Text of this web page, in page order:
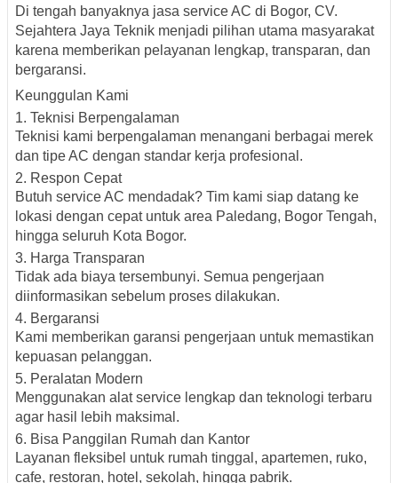
Di tengah banyaknya jasa service AC di Bogor, CV.
Sejahtera Jaya Teknik menjadi pilihan utama masyarakat
karena memberikan pelayanan lengkap, transparan, dan
bergaransi.
Keunggulan Kami
1. Teknisi Berpengalaman
Teknisi kami berpengalaman menangani berbagai merek
dan tipe AC dengan standar kerja profesional.
2. Respon Cepat
Butuh service AC mendadak? Tim kami siap datang ke
lokasi dengan cepat untuk area Paledang, Bogor Tengah,
hingga seluruh Kota Bogor.
3. Harga Transparan
Tidak ada biaya tersembunyi. Semua pengerjaan
diinformasikan sebelum proses dilakukan.
4. Bergaransi
Kami memberikan garansi pengerjaan untuk memastikan
kepuasan pelanggan.
5. Peralatan Modern
Menggunakan alat service lengkap dan teknologi terbaru
agar hasil lebih maksimal.
6. Bisa Panggilan Rumah dan Kantor
Layanan fleksibel untuk rumah tinggal, apartemen, ruko,
cafe, restoran, hotel, sekolah, hingga pabrik.